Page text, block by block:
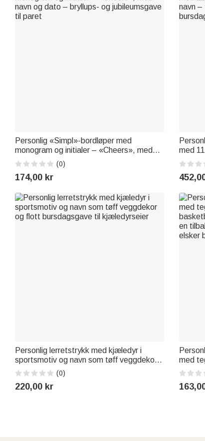
Personlig «Simpl»-bordløper med
monogram og initialer – «Cheers», med
navn og dato – bryllups- og jubileumsgave
til paret
(0)
174,00 kr
med
navn
Personlig lerretstrykk med kjæledyr i
sportsmotiv og navn som tøff veggdekor
og flott bursdagsgave til kjæledyrseier
(0)
220,00 kr
med
en
elsker